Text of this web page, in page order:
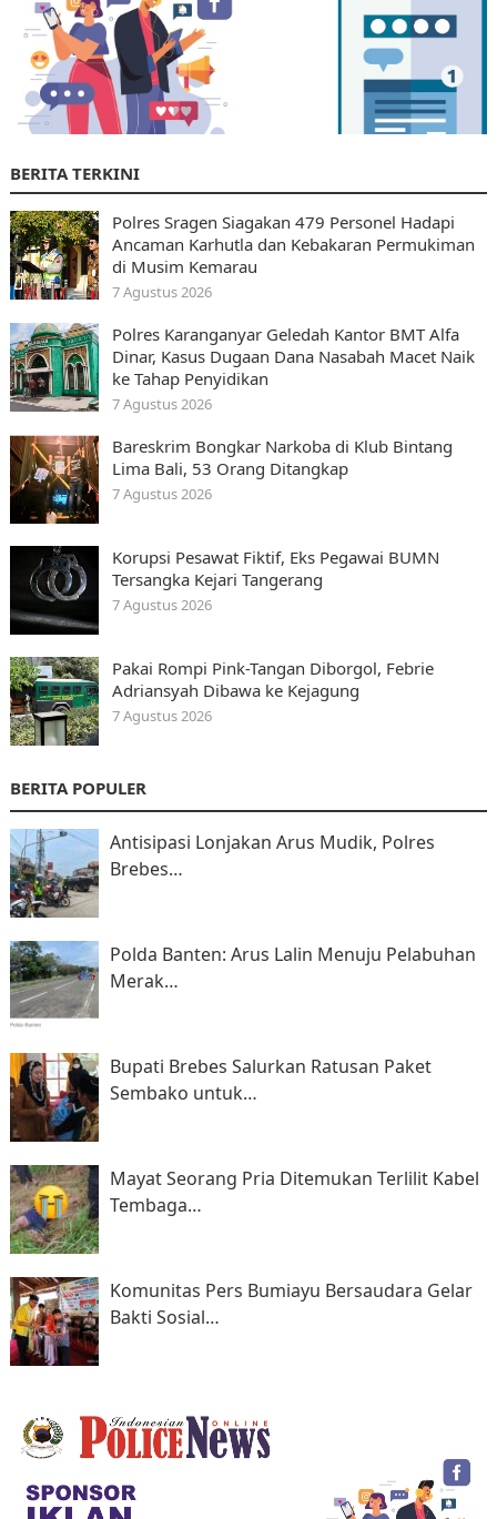
BERITA TERKINI
Polres Sragen Siagakan 479 Personel Hadapi
Ancaman Karhutla dan Kebakaran Permukiman
di Musim Kemarau
7 Agustus 2026
Polres Karanganyar Geledah Kantor BMT Alfa
Dinar, Kasus Dugaan Dana Nasabah Macet Naik
ke Tahap Penyidikan
7 Agustus 2026
Bareskrim Bongkar Narkoba di Klub Bintang
Lima Bali, 53 Orang Ditangkap
7 Agustus 2026
Korupsi Pesawat Fiktif, Eks Pegawai BUMN
Tersangka Kejari Tangerang
7 Agustus 2026
Pakai Rompi Pink-Tangan Diborgol, Febrie
Adriansyah Dibawa ke Kejagung
7 Agustus 2026
BERITA POPULER
Antisipasi Lonjakan Arus Mudik, Polres
Brebes…
Polda Banten: Arus Lalin Menuju Pelabuhan
Merak…
Bupati Brebes Salurkan Ratusan Paket
Sembako untuk…
Mayat Seorang Pria Ditemukan Terlilit Kabel
Tembaga…
Komunitas Pers Bumiayu Bersaudara Gelar
Bakti Sosial…